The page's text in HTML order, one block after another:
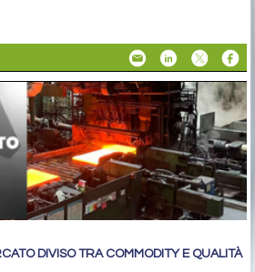
DIVISO TRA COMMODITY E QUALITÀ